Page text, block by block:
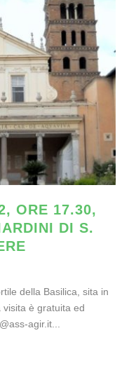
ORE 17.30,
DI S.
della Basilica, sita in
visita è gratuita ed
agir.it...